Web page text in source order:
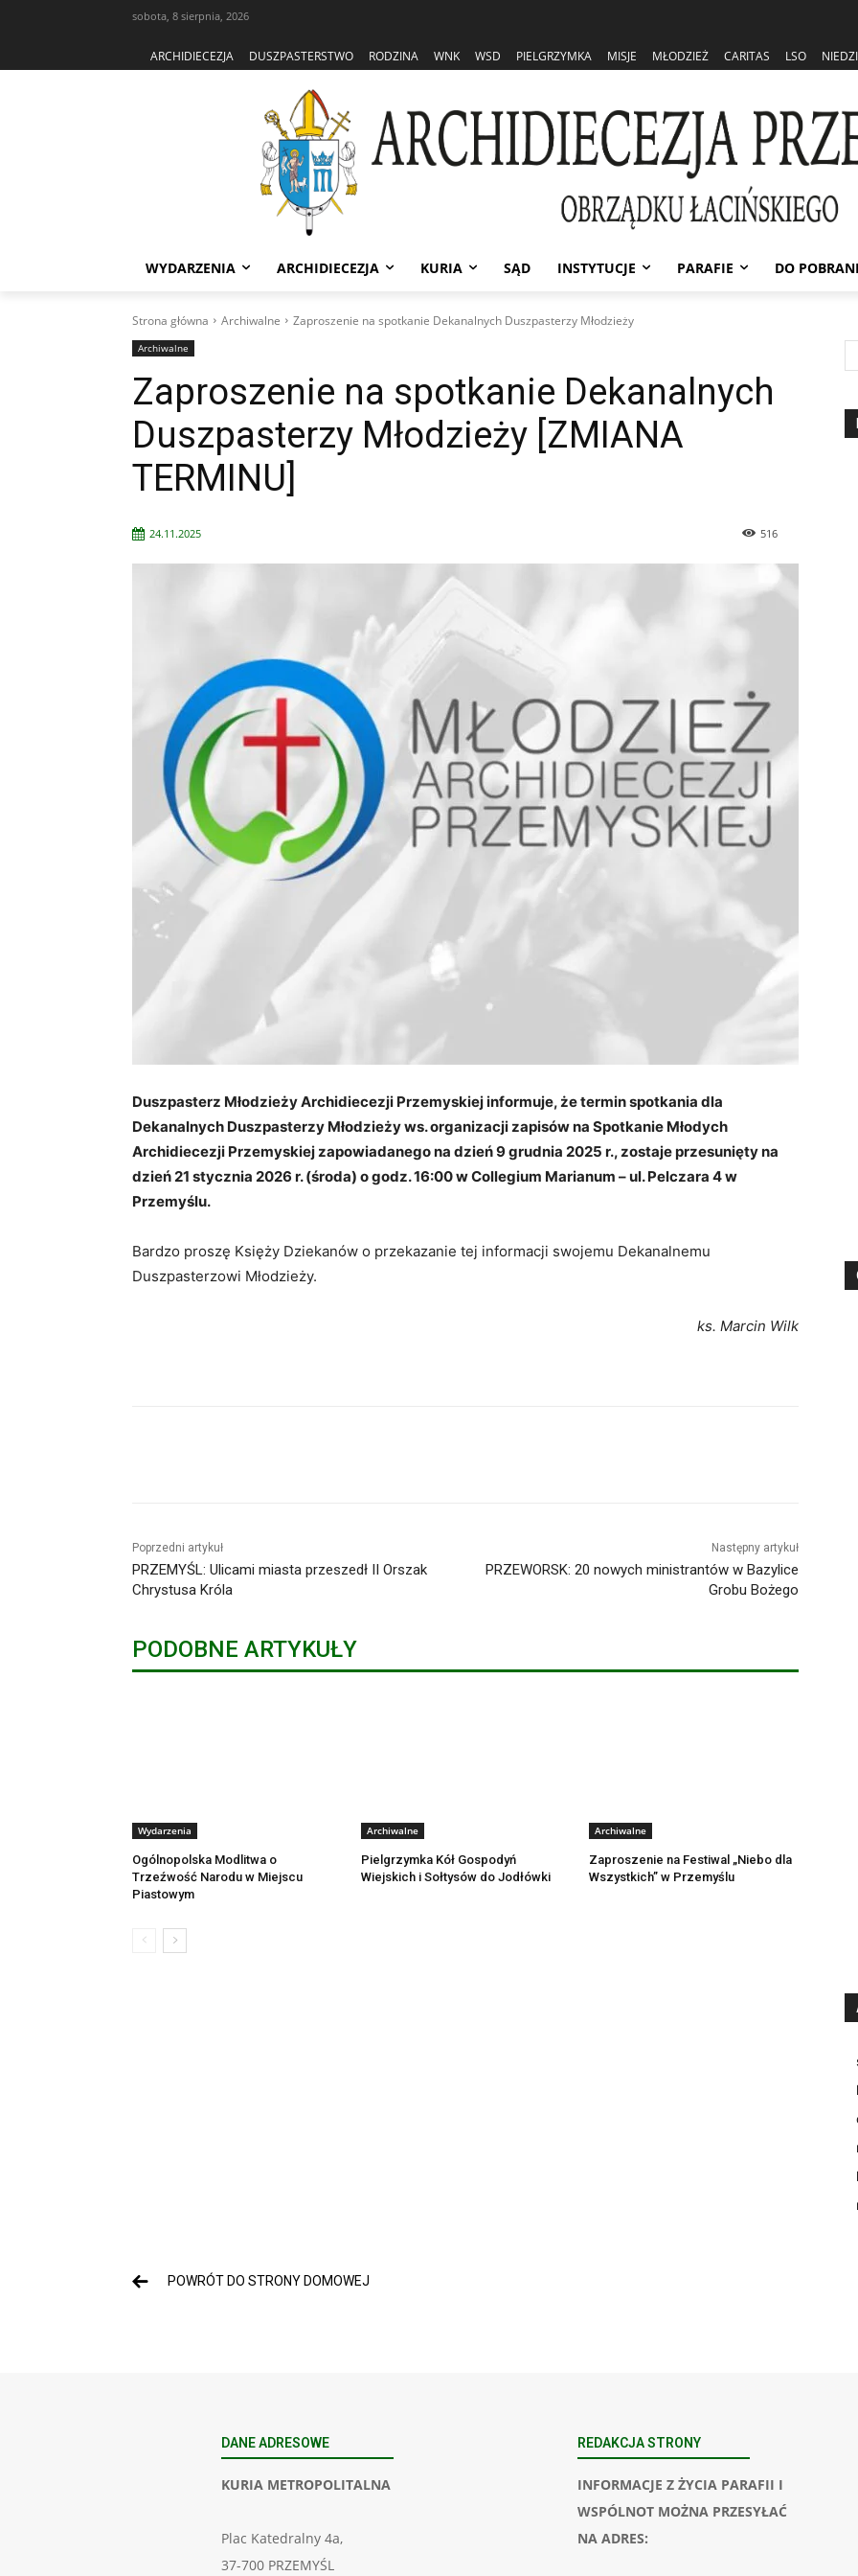
sobota, 8 sierpnia, 2026
ARCHIDIECEZJA DUSZPASTERSTWO RODZINA WNK WSD PIELGRZYMKA MISJE MŁODZIEŻ CARITAS LSO
WYDARZENIA ARCHIDIECEZJA KURIA SĄD INSTYTUCJE PARAFIE DO
Strona główna Archiwalne Zaproszenie na spotkanie Dekanalnych Duszpasterzy Młodzieży
Archiwalne
Zaproszenie na spotkanie Dekanalnych
Duszpasterzy Młodzieży [ZMIANA
TERMINU]
24.11.2025 516
Duszpasterz Młodzieży Archidiecezji Przemyskiej informuje, że termin spotkania dla
Dekanalnych Duszpasterzy Młodzieży ws. organizacji zapisów na Spotkanie Młodych
Archidiecezji Przemyskiej zapowiadanego na dzień 9 grudnia 2025 r., zostaje przesunięty na
dzień 21 stycznia 2026 r. (środa) o godz. 16:00 w Collegium Marianum – ul. Pelczara 4 w
Przemyślu.
Bardzo proszę Księży Dziekanów o przekazanie tej informacji swojemu Dekanalnemu
Duszpasterzowi Młodzieży.
ks. Marcin Wilk
Poprzedni artykuł
PRZEMYŚL: Ulicami miasta przeszedł II Orszak
Chrystusa Króla
Następny artykuł
PRZEWORSK: 20 nowych ministrantów w Bazylice
Grobu Bożego
PODOBNE ARTYKUŁY
Wydarzenia
Ogólnopolska Modlitwa o
Trzeźwość Narodu w Miejscu
Piastowym
Archiwalne
Pielgrzymka Kół Gospodyń
Wiejskich i Sołtysów do Jodłówki
Archiwalne
Zaproszenie na Festiwal „Niebo dla
Wszystkich” w Przemyślu
POWRÓT DO STRONY DOMOWEJ
DANE ADRESOWE
KURIA METROPOLITALNA
Plac Katedralny 4a,
37-700 PRZEMYŚL
REDAKCJA STRONY
INFORMACJE Z ŻYCIA PARAFII I
WSPÓLNOT MOŻNA PRZESYŁAĆ
NA ADRES: